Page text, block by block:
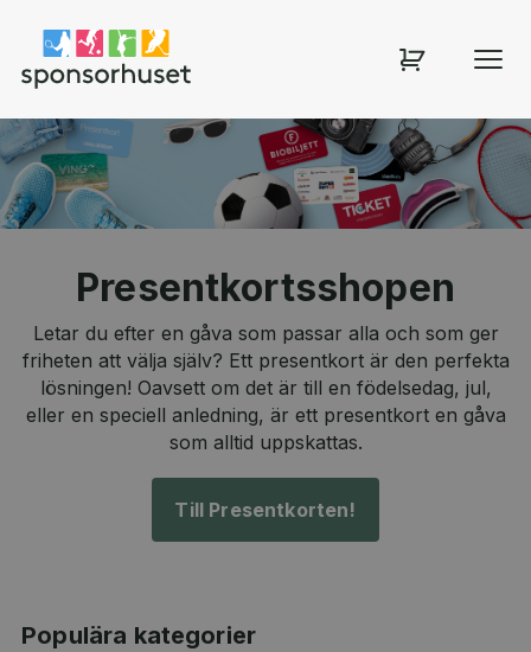
Sponsorhuset shop
Presentkortsshopen
Letar du efter en gåva som passar alla och som ger
friheten att välja själv? Ett presentkort är den perfekta
lösningen! Oavsett om det är till en födelsedag, jul,
eller en speciell anledning, är ett presentkort en gåva
som alltid uppskattas.
Till Presentkorten!
Populära kategorier